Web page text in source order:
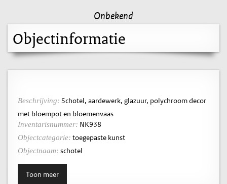
Onbekend
Objectinformatie
Beschrijving: Schotel, aardewerk, glazuur, polychroom decor
met bloempot en bloemenvaas
Inventarisnummer: NK938
Objectcategorie: toegepaste kunst
Objectnaam: schotel
Toon meer